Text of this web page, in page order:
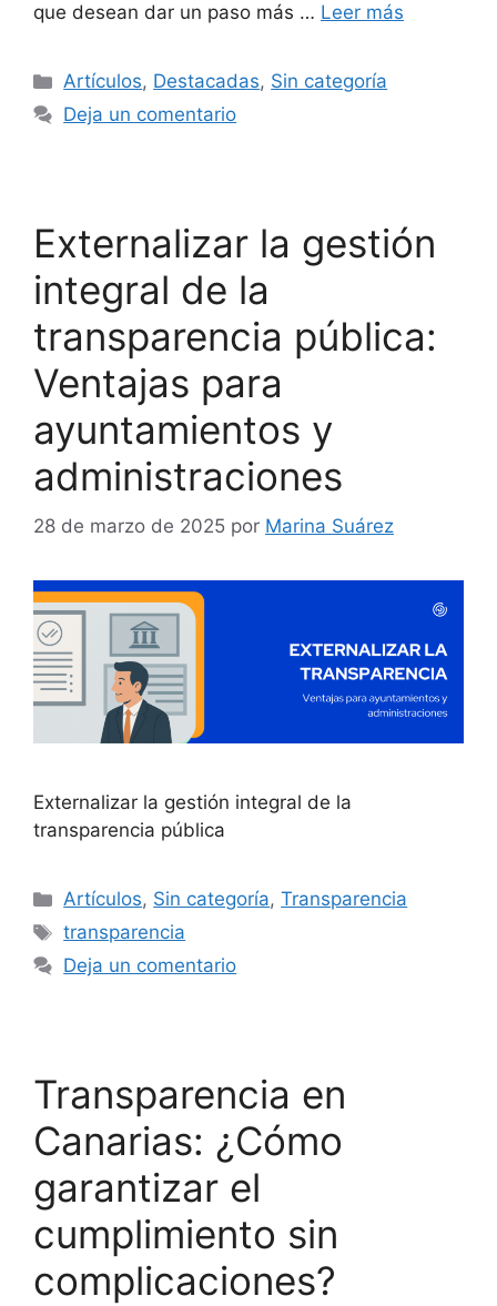
que desean dar un paso más … Leer más
Artículos, Destacadas, Sin categoría
Deja un comentario
Externalizar la gestión
integral de la
transparencia pública:
Ventajas para
ayuntamientos y
administraciones
28 de marzo de 2025 por Marina Suárez
Externalizar la gestión integral de la
transparencia pública
Artículos, Sin categoría,Transparencia
transparencia
Deja un comentario
Transparencia en
Canarias: ¿Cómo
garantizar el
cumplimiento sin
complicaciones?